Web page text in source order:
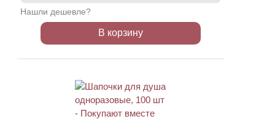
Нашли дешевле?
В корзину